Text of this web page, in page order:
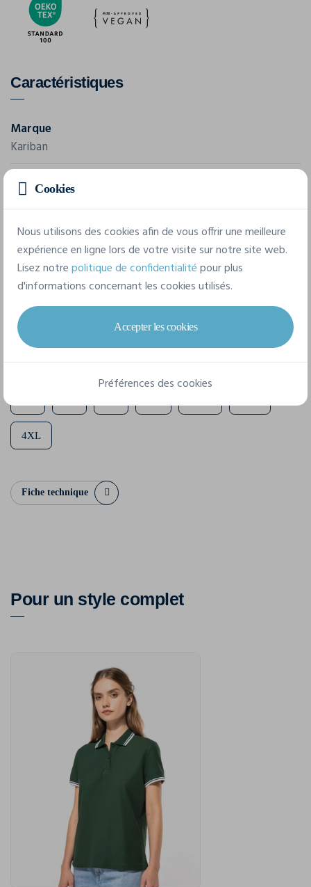
Caractéristiques
Marque
Kariban
Référence
K272
Grammage
180 g/m²
Composition
100% Coton
7 tailles disponibles
4XL
Fiche technique
Pour un style complet
Cookies
Nous utilisons des cookies afin de vous offrir une meilleure
expérience en ligne lors de votre visite sur notre site web.
Lisez notrepolitique de confidentialitépour plus
d'informations concernant les cookies utilisés.
Accepter les cookies
Préférences des cookies